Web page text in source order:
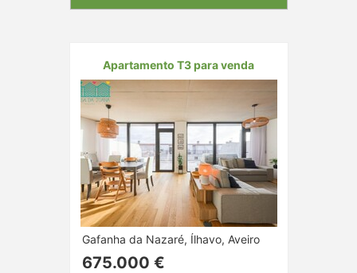
Apartamento T3 para venda
Gafanha da Nazaré, Ílhavo, Aveiro
675.000 €